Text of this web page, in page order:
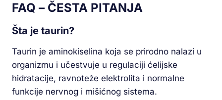
FAQ – ČESTA PITANJA
Šta je taurin?
Taurin je aminokiselina koja se prirodno nalazi u
organizmu i učestvuje u regulaciji ćelijske
hidratacije, ravnoteže elektrolita i normalne
funkcije nervnog i mišićnog sistema.